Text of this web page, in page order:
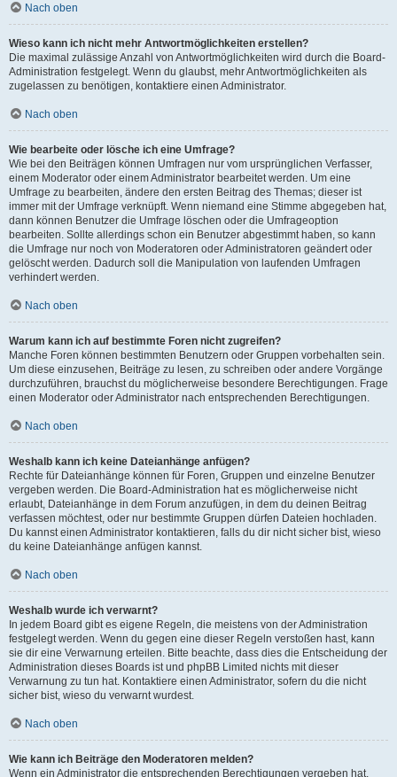
Nach oben
Wieso kann ich nicht mehr Antwortmöglichkeiten erstellen?
Die maximal zulässige Anzahl von Antwortmöglichkeiten wird durch die Board-
Administration festgelegt. Wenn du glaubst, mehr Antwortmöglichkeiten als
zugelassen zu benötigen, kontaktiere einen Administrator.
Nach oben
Wie bearbeite oder lösche ich eine Umfrage?
Wie bei den Beiträgen können Umfragen nur vom ursprünglichen Verfasser,
einem Moderator oder einem Administrator bearbeitet werden. Um eine
Umfrage zu bearbeiten, ändere den ersten Beitrag des Themas; dieser ist
immer mit der Umfrage verknüpft. Wenn niemand eine Stimme abgegeben hat,
dann können Benutzer die Umfrage löschen oder die Umfrageoption
bearbeiten. Sollte allerdings schon ein Benutzer abgestimmt haben, so kann
die Umfrage nur noch von Moderatoren oder Administratoren geändert oder
gelöscht werden. Dadurch soll die Manipulation von laufenden Umfragen
verhindert werden.
Nach oben
Warum kann ich auf bestimmte Foren nicht zugreifen?
Manche Foren können bestimmten Benutzern oder Gruppen vorbehalten sein.
Um diese einzusehen, Beiträge zu lesen, zu schreiben oder andere Vorgänge
durchzuführen, brauchst du möglicherweise besondere Berechtigungen. Frage
einen Moderator oder Administrator nach entsprechenden Berechtigungen.
Nach oben
Weshalb kann ich keine Dateianhänge anfügen?
Rechte für Dateianhänge können für Foren, Gruppen und einzelne Benutzer
vergeben werden. Die Board-Administration hat es möglicherweise nicht
erlaubt, Dateianhänge in dem Forum anzufügen, in dem du deinen Beitrag
verfassen möchtest, oder nur bestimmte Gruppen dürfen Dateien hochladen.
Du kannst einen Administrator kontaktieren, falls du dir nicht sicher bist, wieso
du keine Dateianhänge anfügen kannst.
Nach oben
Weshalb wurde ich verwarnt?
In jedem Board gibt es eigene Regeln, die meistens von der Administration
festgelegt werden. Wenn du gegen eine dieser Regeln verstoßen hast, kann
sie dir eine Verwarnung erteilen. Bitte beachte, dass dies die Entscheidung der
Administration dieses Boards ist und phpBB Limited nichts mit dieser
Verwarnung zu tun hat. Kontaktiere einen Administrator, sofern du die nicht
sicher bist, wieso du verwarnt wurdest.
Nach oben
Wie kann ich Beiträge den Moderatoren melden?
Wenn ein Administrator die entsprechenden Berechtigungen vergeben hat,